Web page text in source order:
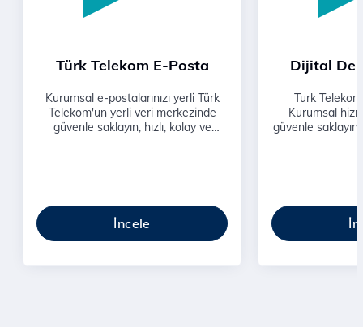
Türk Telekom E-Posta
Kurumsal e-postalarınızı yerli Türk
Telekom'un yerli veri merkezinde
güvenle saklayın, hızlı, kolay ve
İncele
Dijital
Turk
Kurumsal
güvenle